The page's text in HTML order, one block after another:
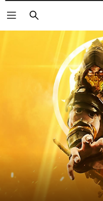
Αναζήτηση